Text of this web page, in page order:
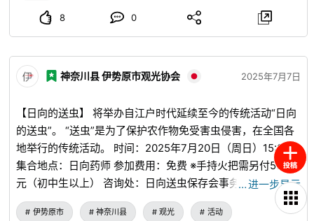
着密切的联系，留在前秋津聚落的当地人物“Mijakuyama”、
Iwai-do 和 Kanai Alley 传达了 Mijayama 祭神仪式（狩猎祭
行。 灵峰岬町是一个狩猎场，而岩井堂是神圣节日场所（庆
典大厅）的遗迹。 金井巷是一个地名，传达了金井氏的居住
日上奉献神乐并传达神圣宣言的大城市官员。 ▽ 在战国时
代，被武田信玄的首印邮票信任命为海和信浓的首席女祭司
（女祭司）的望月千代依靠她的人脉，在柚子聚落定居。
▽ 在江户时代，义津是主旗，因此野野等人很容易工作，并
得到幕府的支持。 Toshin Journal 电子版2025-6-29 12：
32 主题：引自Toumi News 日本第一名 最行走的女祭司聚落
8 0
神奈川县 伊势原市观光协会 2025年7月7日
【日向的送虫】 将举办自江户时代延续至今的传统活动“日向
的送虫”。 “送虫”是为了保护农作物免受害虫侵害，在全国各
地举行的传统活动。 时间：2025年7月20日（周日）15:00～
集合地点：日向药师 参加费用：免费 ※手持火把需另付500日
元（初中生以上） 咨询处：日向送虫保存会事务局 090-
3407-3205（山口） 请务必与家人和朋友一起体验一下这个
流传于当地的仪式。
…进一步显示
伊势原市 神奈川县 观光 活动